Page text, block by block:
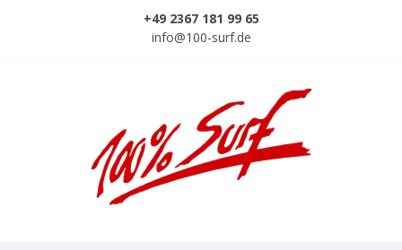
+49 2367 181 99 65
info@100-surf.de